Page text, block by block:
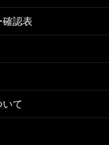
1999
2007
確認表
いて